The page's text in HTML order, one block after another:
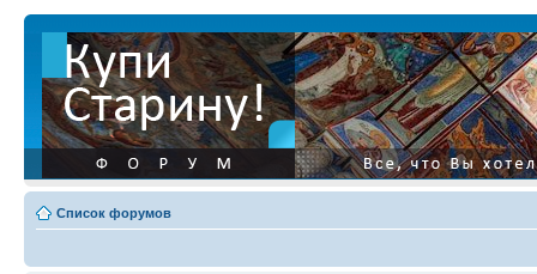
Список форумов